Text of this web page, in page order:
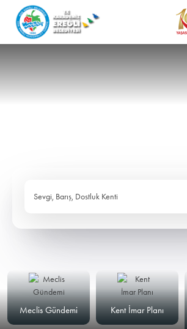
Sevgi, Barış, Dostluk Kenti
Meclis Gündemi
Kent İmar Planı